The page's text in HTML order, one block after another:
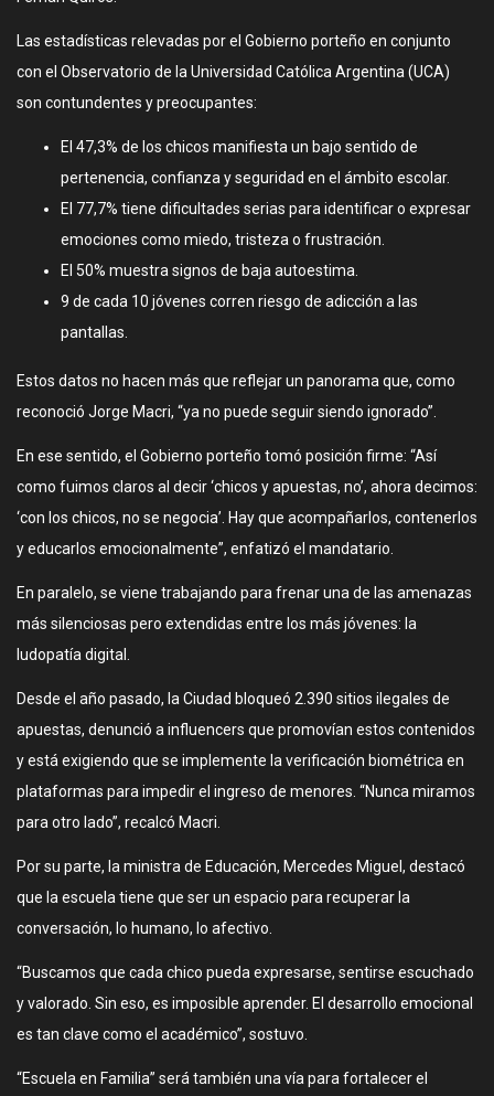
Las estadísticas relevadas por el Gobierno porteño en conjunto
con el Observatorio de la Universidad Católica Argentina (UCA)
son contundentes y preocupantes:
El 47,3% de los chicos manifiesta un bajo sentido de
pertenencia, confianza y seguridad en el ámbito escolar.
El 77,7% tiene dificultades serias para identificar o expresar
emociones como miedo, tristeza o frustración.
El 50% muestra signos de baja autoestima.
9 de cada 10 jóvenes corren riesgo de adicción a las
pantallas.
Estos datos no hacen más que reflejar un panorama que, como
reconoció Jorge Macri, “ya no puede seguir siendo ignorado”.
En ese sentido, el Gobierno porteño tomó posición firme: “Así
como fuimos claros al decir ‘chicos y apuestas, no’, ahora decimos:
‘con los chicos, no se negocia’. Hay que acompañarlos, contenerlos
y educarlos emocionalmente”, enfatizó el mandatario.
En paralelo, se viene trabajando para frenar una de las amenazas
más silenciosas pero extendidas entre los más jóvenes: la
ludopatía digital.
Desde el año pasado, la Ciudad bloqueó 2.390 sitios ilegales de
apuestas, denunció a influencers que promovían estos contenidos
y está exigiendo que se implemente la verificación biométrica en
plataformas para impedir el ingreso de menores. “Nunca miramos
para otro lado”, recalcó Macri.
Por su parte, la ministra de Educación, Mercedes Miguel, destacó
que la escuela tiene que ser un espacio para recuperar la
conversación, lo humano, lo afectivo.
“Buscamos que cada chico pueda expresarse, sentirse escuchado
y valorado. Sin eso, es imposible aprender. El desarrollo emocional
es tan clave como el académico”, sostuvo.
“Escuela en Familia” será también una vía para fortalecer el